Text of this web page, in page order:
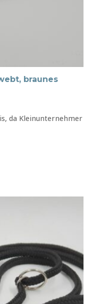
braunes
da Kleinunternehmer